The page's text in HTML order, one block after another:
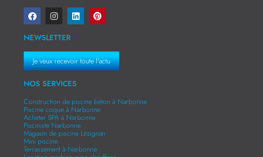
NEWSLETTER
Je veux recevoir toute l'actu
NOS SERVICES
Construction de piscine béton à Narbonne
Piscine coque à Narbonne
Acheter SPA à Narbonne
Pisciniste Narbonne
Magasin de piscine Lézignan
Mini piscine
Terrassement à Narbonne